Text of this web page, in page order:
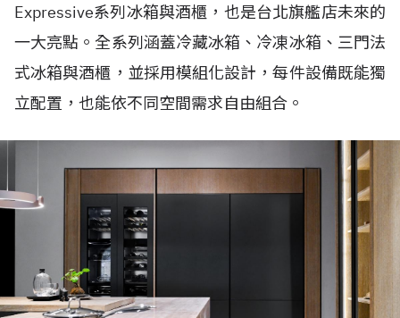
Expressive系列冰箱與酒櫃，也是台北旗艦店未來的
一大亮點。全系列涵蓋冷藏冰箱、冷凍冰箱、三門法
式冰箱與酒櫃，並採用模組化設計，每件設備既能獨
立配置，也能依不同空間需求自由組合。